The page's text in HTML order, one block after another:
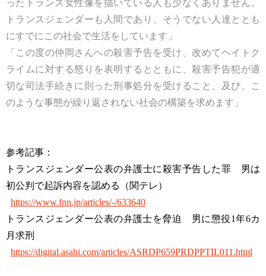
ったトランス女性像を描いている人も少なくありません。
トランスジェンダーも人間であり、そうでない人達ととも
にすでにこの社会で生活をしています」
「この度の仲岡さんへの殺害予告を受け、改めてヘイトク
ライムに対する怒りを表明するとともに、殺害予告犯が適
切な司法手続きに則った刑事処分を受けること、及び、こ
のような事態が繰り返されない社会の構築を求めます」
参考記事：
トランスジェンダー公表の弁護士に殺害予告した罪 男は
初公判で起訴内容を認める（関テレ）
https://www.fnn.jp/articles/-/633640
トランスジェンダー公表の弁護士を脅迫 男に懲役1年6カ
月求刑
https://digital.asahi.com/articles/ASRDP659PRDPPTIL011.html